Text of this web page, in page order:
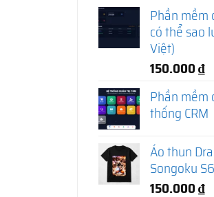
Phần mềm
có thể sao
Việt)
150.000₫
Phần mềm
thống CRM
Áo thun
Songoku S6
150.000₫